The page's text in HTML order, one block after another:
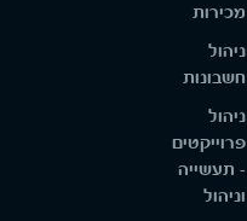
מכירות
ניהול
חשבונות
ניהול
פרוייקטים
- תעשייה
וניהול